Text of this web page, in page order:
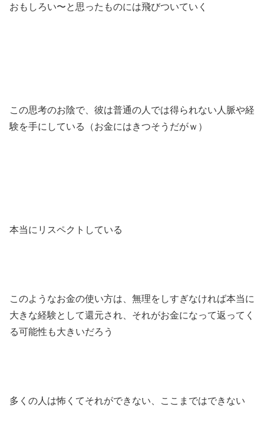
おもしろい〜と思ったものには飛びついていく
この思考のお陰で、彼は普通の人では得られない人脈や経
験を手にしている（お金にはきつそうだがｗ）
本当にリスペクトしている
このようなお金の使い方は、無理をしすぎなければ本当に
大きな経験として還元され、それがお金になって返ってく
る可能性も大きいだろう
多くの人は怖くてそれができない、ここまではできない